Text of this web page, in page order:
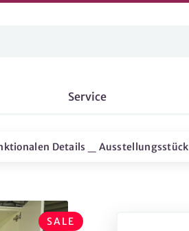
Service
Details _ Ausstellungsstück
SALE